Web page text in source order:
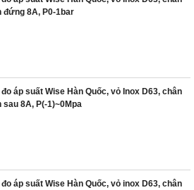
đứng 8A, P0-1bar
áp suất Wise Hàn Quốc, vỏ Inox D63, chân
sau 8A, P(-1)~0Mpa
áp suất Wise Hàn Quốc, vỏ inox D63, chân